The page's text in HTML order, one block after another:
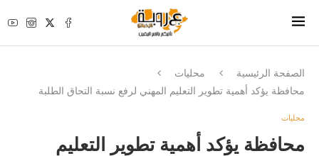
الصفحة الرئيسية
محليات
محافظة يؤكد أهمية تطوير التعليم المهني لرفع نسبة التحاق الطلبة
محليات
محافظة يؤكد أهمية تطوير التعليم